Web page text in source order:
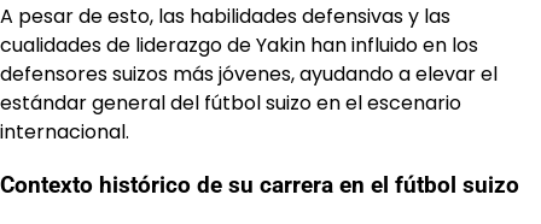
A pesar de esto, las habilidades defensivas y las
cualidades de liderazgo de Yakin han influido en los
defensores suizos más jóvenes, ayudando a elevar el
estándar general del fútbol suizo en el escenario
internacional.
Contexto histórico de su carrera en el fútbol suizo